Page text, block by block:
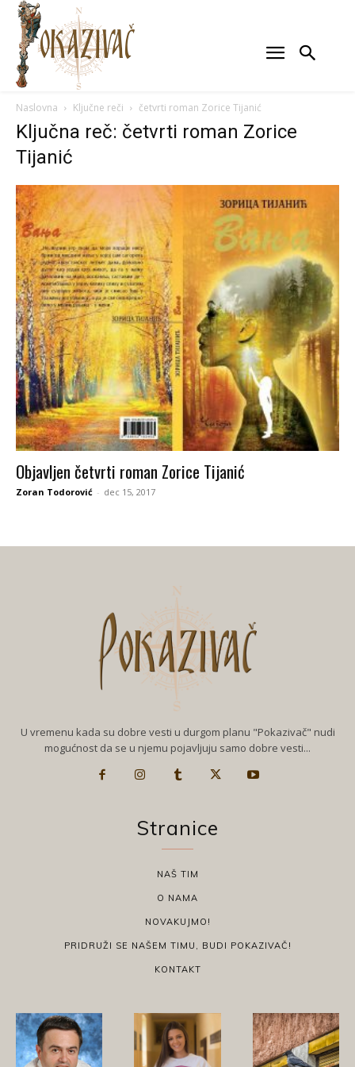
Naslovna Ključne reči četvrti roman Zorice Tijanić
Ključna reč: četvrti roman Zorice
Tijanić
Objavljen četvrti roman Zorice Tijanić
Zoran Todorović - dec 15, 2017
U vremenu kada su dobre vesti u durgom planu "Pokazivač" nudi
mogućnost da se u njemu pojavljuju samo dobre vesti...
Stranice
NAŠ TIM
O NAMA
NOVAKUJMO!
PRIDRUŽI SE NAŠEM TIMU, BUDI POKAZIVAČ!
KONTAKT